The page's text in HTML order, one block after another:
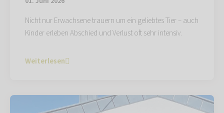
Nicht nur Erwachsene trauern um ein geliebtes Tier – auch
Kinder erleben Abschied und Verlust oft sehr intensiv.
Weiterlesen